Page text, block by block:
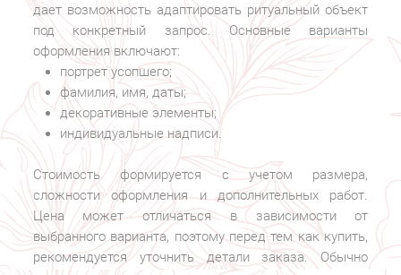
дает возможность адаптировать ритуальный объект
под конкретный запрос. Основные варианты
оформления включают:
портрет усопшего;
фамилия, имя, даты;
декоративные элементы;
индивидуальные надписи.
Стоимость формируется с учетом размера,
сложности оформления и дополнительных работ.
Цена может отличаться в зависимости от
выбранного варианта, поэтому перед тем как купить,
рекомендуется уточнить детали заказа. Обычно